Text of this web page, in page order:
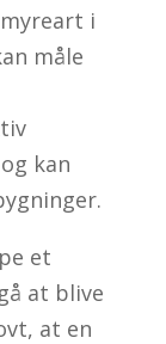
i
måle
kan
et
at blive
at en